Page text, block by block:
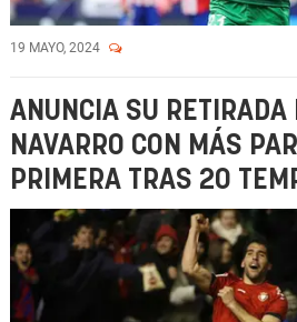
19 MAYO, 2024
ANUNCIA SU RETIRADA
NAVARRO CON MÁS
PRIMERA TRAS 20